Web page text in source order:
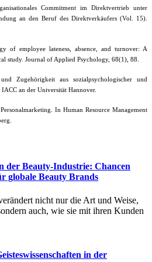
Commitment im Direktvertrieb unter
an den Beruf des Direktverkäufers (Vol. 15).
of employee lateness, absence, and turnover: A
study. Journal of Applied Psychology, 68(1), 88.
Zugehörigkeit aus sozialpsychologischer und
an der Universität Hannover.
In Human Resource Management
der Beauty-Industrie: Chancen
globale Beauty Brands
nicht nur die Art und Weise,
auch, wie sie mit ihren Kunden
in der